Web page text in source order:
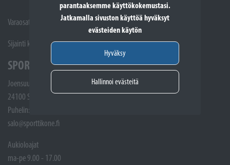
parantaaksemme käyttökokemustasi.
Jatkamalla sivuston käyttöä hyväksyt
evästeiden käytön
Hyväksy
Hallinnoi evästeitä
Varaosat ja Huoltotöiden vastaanotto: (02) 748 9315
Sijainti kartalla
SPORTTIKONE SALO
Joensuunkatu 5
24100 Salo
Puhelin: (02) 721 1400
salo@sporttikone.fi
Aukioloajat
ma-pe 9.00 - 17.00